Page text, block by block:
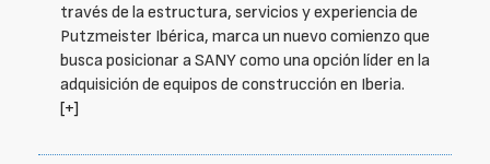
través de la estructura, servicios y experiencia de
Putzmeister Ibérica, marca un nuevo comienzo que
busca posicionar a SANY como una opción líder en la
adquisición de equipos de construcción en Iberia.
[+]